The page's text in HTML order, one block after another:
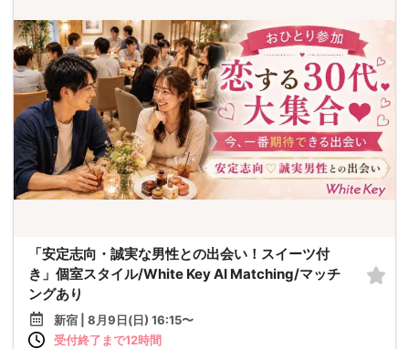
「安定志向・誠実な男性との出会い！スイーツ付
き」個室スタイル/White Key AI Matching/マッチ
ングあり
新宿 | 8月9日(日) 16:15〜
受付終了まで12時間